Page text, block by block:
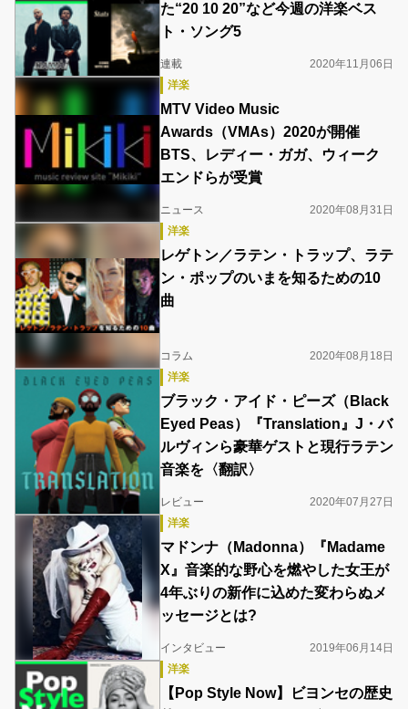
た“20 10 20”など今週の洋楽ベス
ト・ソング5
連載
2020年11月06日
洋楽
MTV Video Music
Awards（VMAs）2020が開催
BTS、レディー・ガガ、ウィーク
エンドらが受賞
ニュース
2020年08月31日
洋楽
レゲトン／ラテン・トラップ、ラテ
ン・ポップのいまを知るための10
曲
コラム
2020年08月18日
洋楽
ブラック・アイド・ピーズ（Black
Eyed Peas）『Translation』J・バ
ルヴィンら豪華ゲストと現行ラテン
音楽を〈翻訳〉
レビュー
2020年07月27日
洋楽
マドンナ（Madonna）『Madame
X』音楽的な野心を燃やした女王が
4年ぶりの新作に込めた変わらぬメ
ッセージとは?
インタビュー
2019年06月14日
洋楽
【Pop Style Now】ビヨンセの歴史